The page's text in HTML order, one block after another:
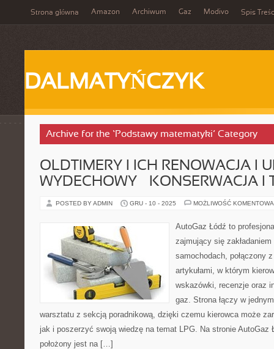
Strona główna Amazon Archiwum Gaz Modivo Spis
DALMATYŃCZYK
Archive for the ‘Podstawy matematyki’ Category
OLDTIMERY I ICH RENOWACJA I
WYDECHOWY – KONSERWACJA I
POSTED BY ADMIN GRU - 10 - 2025 MOŻLIWOŚĆ
AutoGaz Łódź to
zajmujący się
samochodach, połączony
artykułami, w którym
wskazówki, recenzje oraz
gaz. Strona łączy w
warsztatu z sekcją poradnikową, dzięki czemu kierowca może
jak i poszerzyć swoją wiedzę na temat LPG. Na stronie AutoGaz
położony jest na […]